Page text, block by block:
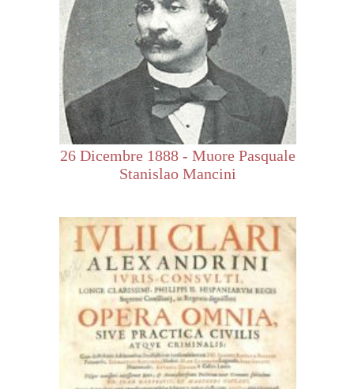
26 Dicembre 1888 - Muore Pasquale
Stanislao Mancini